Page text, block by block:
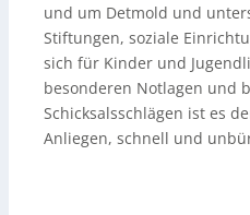
und um Detmold und
Stiftungen, soziale
sich für Kinder und
besonderen Notlagen und
Schicksalsschlägen ist es
Anliegen, schnell und